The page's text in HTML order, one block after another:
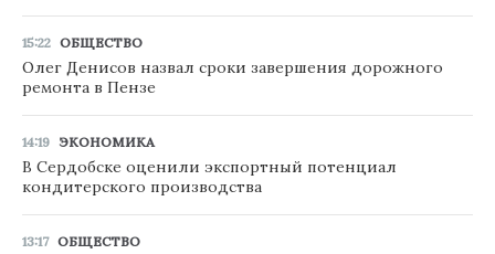
15:22 ОБЩЕСТВО
Олег Денисов назвал сроки завершения дорожного
ремонта в Пензе
14:19 ЭКОНОМИКА
В Сердобске оценили экспортный потенциал
кондитерского производства
13:17 ОБЩЕСТВО